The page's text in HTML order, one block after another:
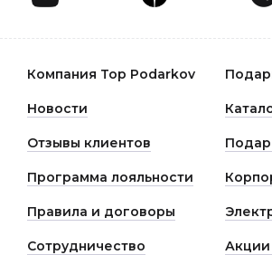
Компания Top Podarkov
Новости
Отзывы клиентов
Программа лояльности
Правила и договоры
Сотрудничество Акции